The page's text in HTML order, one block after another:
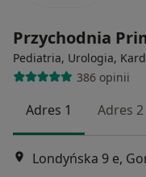
Przychodnia
Pediatria, Urologia,
386 opinii
Adres 1 Adres 2
Londyńska 9 e,